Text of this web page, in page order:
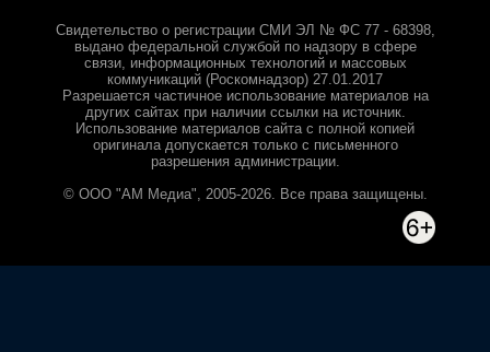
Свидетельство о регистрации СМИ ЭЛ № ФС 77 - 68398,
выдано федеральной службой по надзору в сфере
связи, информационных технологий и массовых
коммуникаций (Роскомнадзор) 27.01.2017
Разрешается частичное использование материалов на
других сайтах при наличии ссылки на источник.
Использование материалов сайта с полной копией
оригинала допускается только с письменного
разрешения администрации.
© ООО "АМ Медиа", 2005-2026. Все права защищены.